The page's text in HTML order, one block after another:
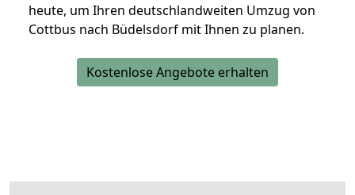
heute, um Ihren deutschlandweiten Umzug von
Cottbus nach Büdelsdorf mit Ihnen zu planen.
Kostenlose Angebote erhalten